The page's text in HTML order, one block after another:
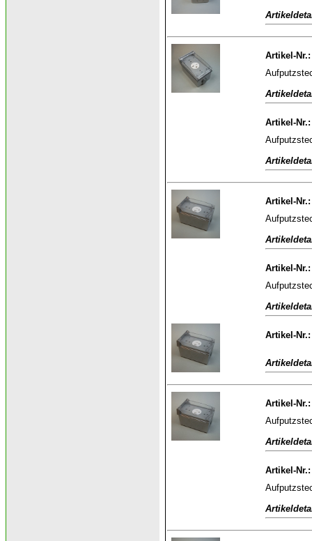
Artikel-Nr.:
Artikel-Nr.:
Artikel-Nr.:
Artikel-Nr.:
Artikel-Nr.:
Artikel-Nr.:
Artikel-Nr.: